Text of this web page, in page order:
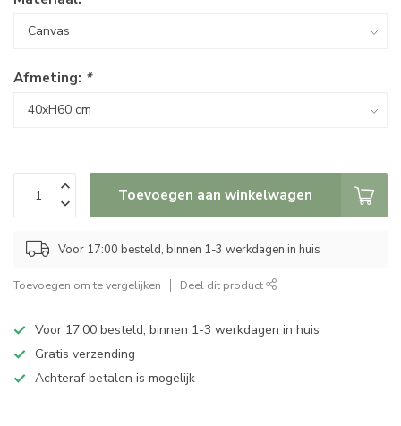
Afmeting: *
Toevoegen aan winkelwagen
Voor 17:00 besteld, binnen 1-3 werkdagen in huis
Toevoegen om te vergelijken Deel dit product
Voor 17:00 besteld, binnen 1-3 werkdagen in huis
Gratis verzending
Achteraf betalen is mogelijk